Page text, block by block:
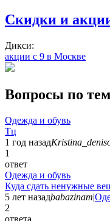
Скидки и
Дикси:
акции с 9 в Москве
Вопросы по
Одежда и обувь
Тц
1 год назад
1
ответ
Одежда и обувь
Куда сдать ненужные
5 лет назадbabazinam|
2
ответа